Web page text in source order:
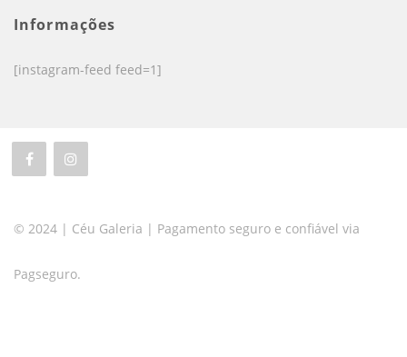
Informações
[instagram-feed feed=1]
© 2024 | Céu Galeria | Pagamento seguro e confiável via
Pagseguro.